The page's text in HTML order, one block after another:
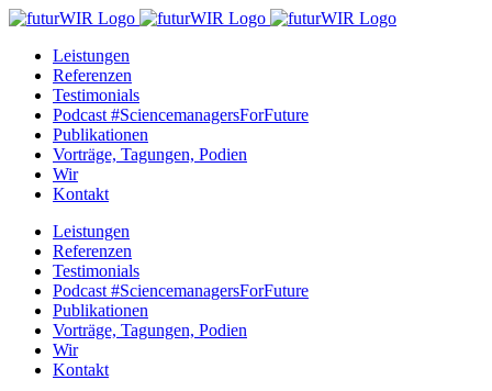
Zum
springenLeistungen
Referenzen
Testimonials
Podcast #SciencemanagersForFuture
Publikationen
Vorträge, Tagungen, Podien
Wir
Kontakt
Leistungen
Referenzen
Testimonials
Podcast #SciencemanagersForFuture
Publikationen
Vorträge, Tagungen, Podien
Wir
Kontakt